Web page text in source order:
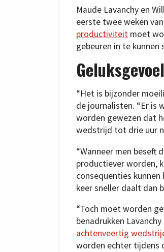
Maude Lavanchy en
eerste twee weken
productiviteit moet
gebeuren in te kunnen
Geluksgevoel
“Het is bijzonder
de journalisten. “Er is
worden gewezen dat
wedstrijd tot drie uur
“Wanneer men beseft
productiever worden,
consequenties
keer sneller daalt dan
“Toch moet worden
benadrukken
achtenveertig
worden echter tijdens